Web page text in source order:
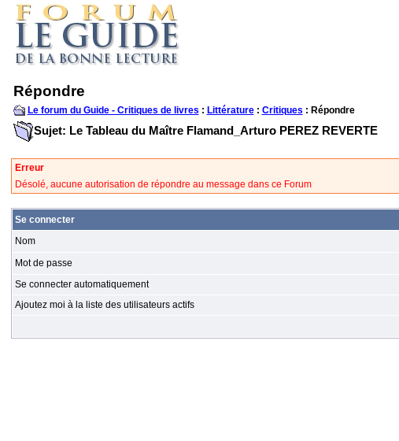
Répondre
Le forum du Guide - Critiques de livres : Littérature: Critiques : Répondre
Sujet: Le Tableau du Maître Flamand_Arturo PEREZ REVERTE
Erreur
Désolé, aucune autorisation de répondre au message dans ce Forum
Se connecter
Nom
Mot de passe
Se connecter automatiquement
Ajoutez moi à la liste des utilisateurs actifs